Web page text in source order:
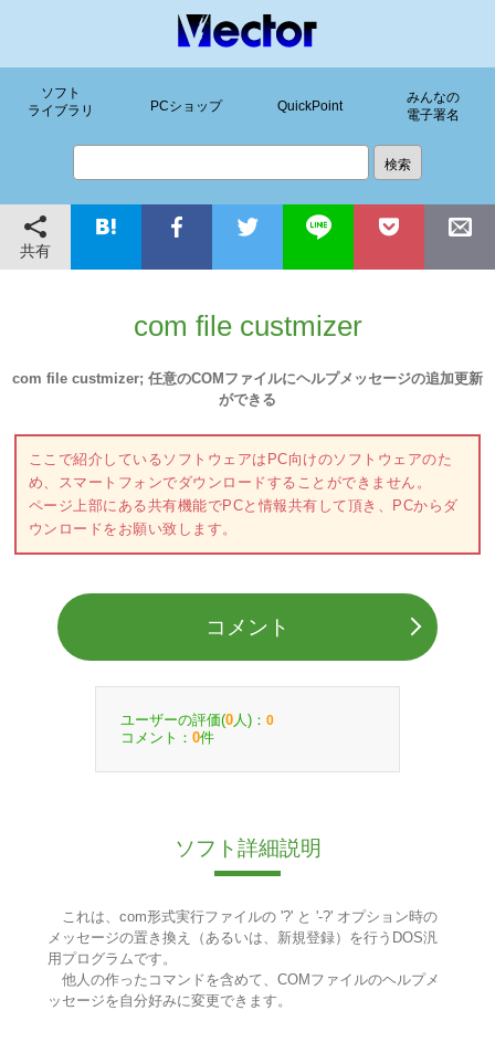
ソフト
ライブラリ
PCショップ QuickPoint
みんなの
電子署名
共有
com file custmizer
com file custmizer; 任意のCOMファイルにヘルプメッセージの追加更新
ができる
ここで紹介しているソフトウェアはPC向けのソフトウェアのた
め、スマートフォンでダウンロードすることができません。
ページ上部にある共有機能でPCと情報共有して頂き、PCからダ
ウンロードをお願い致します。
コメント
ユーザーの評価(0 人)： 0
コメント： 0件
ソフト詳細説明
これは、com形式実行ファイルの '?' と '-?' オプション時の
メッセージの置き換え（あるいは、新規登録）を行うDOS汎
用プログラムです。
他人の作ったコマンドを含めて、COMファイルのヘルプメ
ッセージを自分好みに変更できます。